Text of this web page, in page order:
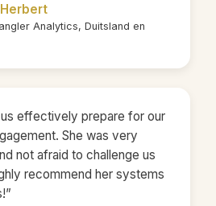
Analytics, Duitsland en
us effectively prepare for our
She was very
not afraid to challenge us
recommend her systems